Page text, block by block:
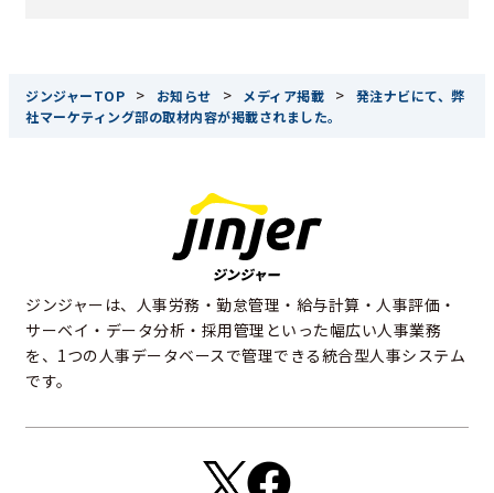
ジンジャーTOP > お知らせ > メディア掲載 >
発注ナビにて、弊
社マーケティング部の取材内容が掲載されました。
ジンジャーは、人事労務・勤怠管理・給与計算・人事評価・
サーベイ・データ分析・採用管理といった幅広い人事業務
を、1つの人事データベースで管理できる統合型人事システム
です。